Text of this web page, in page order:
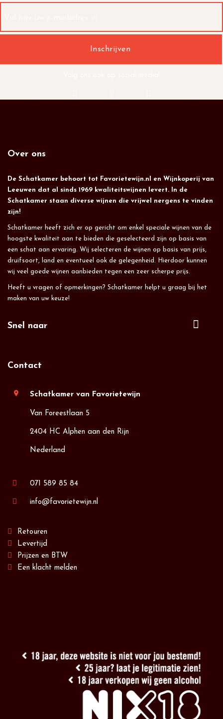
Over ons
De Schatkamer behoort tot Favorietewijn.nl en Wijnkoperij van
Leeuwen dat al sinds 1969 kwaliteitswijnen levert. In de
Schatkamer staan diverse wijnen die vrijwel nergens te vinden
zijn!
Schatkamer heeft zich er op gericht om enkel speciale wijnen van de
hoogste kwaliteit aan te bieden die geselecteerd zijn op basis van
een schat aan ervaring. Wij selecteren de wijnen op basis van prijs,
druifsoort, land en eventueel ook de gelegenheid. Hierdoor kunnen
wij veel goede wijnen aanbieden tegen een zeer scherpe prijs.
Heeft u vragen of opmerkingen? Schatkamer helpt u graag bij het
maken van uw keuze!
Snel naar
Contact
location_on Schatkamer van Favorietewijn
Van Foreestlaan 5
2404 HC Alphen aan den Rijn
Nederland
071 589 85 84
info@favorietewijn.nl
Retouren
Levertijd
Prijzen en BTW
Een klacht melden